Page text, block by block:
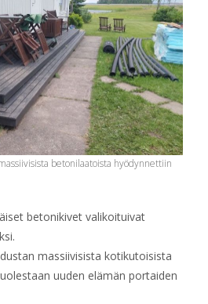
betonilaatoista hyödynnettiin
betonikivet valikoituivat
massiivisista kotikutoisista
uuden elämän portaiden